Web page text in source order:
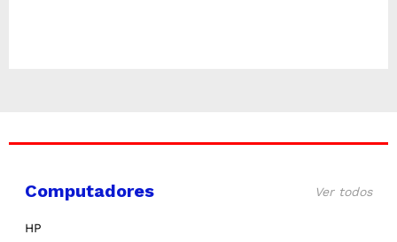
Computadores
HP
Ver todos